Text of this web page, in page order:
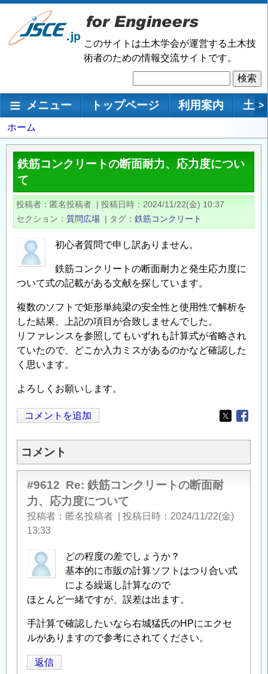
メ
ン
移
このサイトは土木学会が運営する土木技
術者のための情報交流サイトです。
索
メインナビゲーション
メニュー トップページ 利用案内 土 >
パ
ン
く
ず
ホーム
鉄筋コンクリートの断面耐力、応力度につい
て
投稿者 匿名投稿者 | 投稿日時
2024/11/22(金) 10:37
セクション
質問広場 | タグ 鉄筋コンクリート
初心者質問で申し訳ありません。
鉄筋コンクリートの断面耐力と発生応力度に
ついて式の記載がある文献を探しています。
複数のソフトで矩形単純梁の安全性と使用性で解析を
した結果、上記の項目が合致しませんでした。
リファレンスを参照してもいずれも計算式が省略され
ていたので、どこか入力ミスがあるのかなど確認した
く思います。
よろしくお願いします。
コメントを追加
Opens in
コメント
#9612 Re: 鉄筋コンクリートの断面耐
力、応力度について
投稿者 匿名投稿者 投稿日時
2024/11/22(金)
13:33
どの程度の差でしょうか？
基本的に市販の計算ソフトはつり合い式
による繰返し計算なので
ほとんど一緒ですが、誤差は出ます。
手計算で確認したいなら右城猛氏のHPにエクセ
ルがありますので参考にされてください。
返信